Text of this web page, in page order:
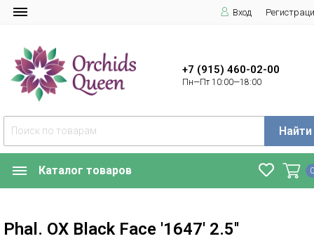
Вход
+7 (915) 460-02-00
Пн—Пт 10:00—18:00
Найти
Каталог товаров
Phal. OX Black Face '1647' 2.5''